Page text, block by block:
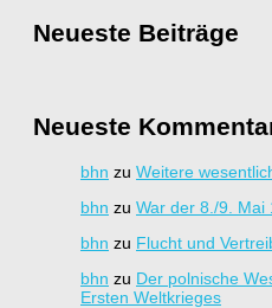
Neueste Beiträge
Neueste
bhn zu Weitere
bhn zu War der 8./9. Mai
bhn zu Flucht und
bhn zu Der polnische
Ersten Weltkrieges